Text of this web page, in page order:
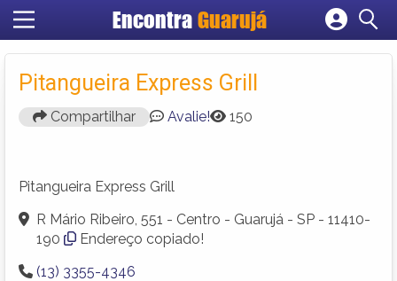
Encontra Guarujá
Cadastrar empresa
Criar conta
Pitangueira Express Grill
Compartilhar Avalie! 150
Pitangueira Express Grill
R Mário Ribeiro, 551 - Centro - Guarujá - SP - 11410-
190
Endereço copiado!
(13) 3355-4346